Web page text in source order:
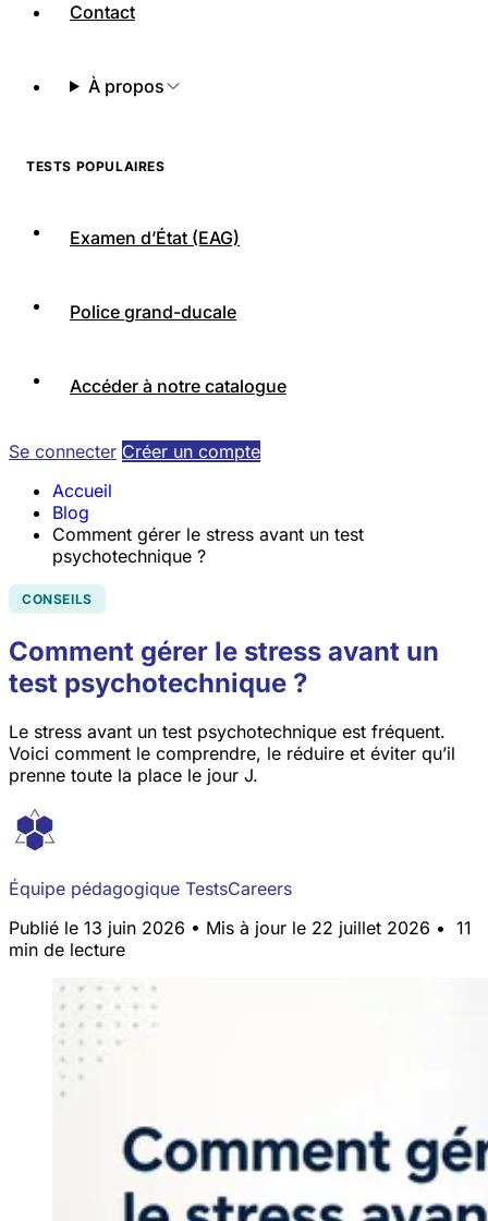
Contact
À propos
TESTS POPULAIRES
Examen d’État (EAG)
Police grand-ducale
Accéder à notre catalogue
Se connecter Créer un compte
Accueil
Blog
Comment gérer le stress avant un test
psychotechnique ?
CONSEILS
Comment gérer le stress avant un
test psychotechnique ?
Le stress avant un test psychotechnique est fréquent.
Voici comment le comprendre, le réduire et éviter qu’il
prenne toute la place le jour J.
Équipe pédagogique TestsCareers
Publié le 13 juin 2026 • Mis à jour le 22 juillet 2026 • 11
min de lecture